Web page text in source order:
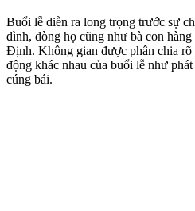
Buổi lễ diễn ra long trọng trước sự
đình, dòng họ cũng như bà con
Định. Không gian được phân chia rõ
động khác nhau của buổi lễ như
cúng bái.